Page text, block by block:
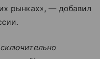
рынках», — добавил